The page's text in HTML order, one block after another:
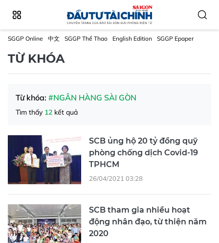
SGGP Online 中文 SGGP Thể Thao English Edition SGGP Epaper
TỪ KHÓA
Từ khóa: #NGÂN HÀNG SÀI GÒN
Tìm thấy 12 kết quả
SCB ủng hộ 20 tỷ đồng quỹ
phòng chống dịch Covid-19
TPHCM
26/04/2021 03:28
SCB tham gia nhiều hoạt
động nhân đạo, từ thiện năm
2020